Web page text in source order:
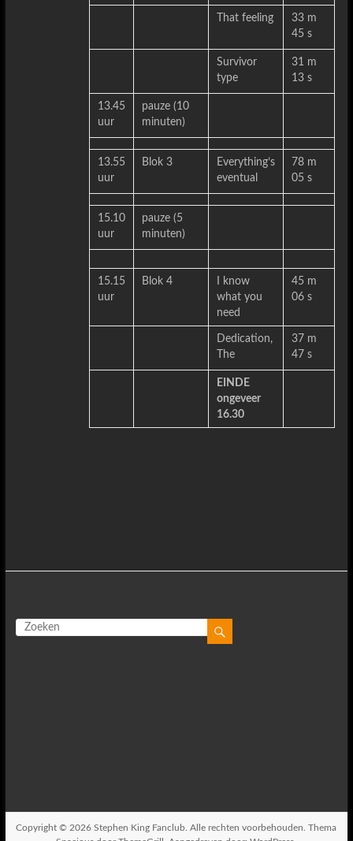
That feeling
33 m
45 s
Survivor
type
31 m
13 s
13.45
uur
pauze (10
minuten)
13.55
uur
Blok 3
Everything’s
eventual
78 m
05 s
15.10
uur
pauze (5
minuten)
15.15
uur
Blok 4
I know
what you
need
45 m
06 s
Dedication,
The
37 m
47 s
EINDE
ongeveer
16.30
Copyright © 2026Stephen King Fanclub . Alle rechten voorbehouden. Thema